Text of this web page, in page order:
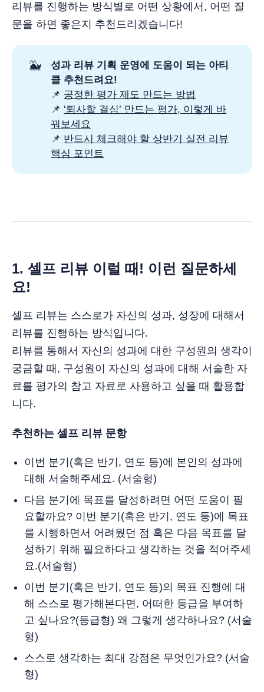
리뷰를 진행하는 방식별로 어떤 상황에서, 어떤 질
문을 하면 좋은지 추천드리겠습니다!
🐳
성과 리뷰 기획 운영에 도움이 되는 아티
클 추천드려요!
📌 공정한 평가 제도 만드는 방법
📌 ‘퇴사할 결심’ 만드는 평가, 이렇게 바
꿔보세요
📌 반드시 체크해야 할 상반기 실전 리뷰
핵심 포인트
1. 셀프 리뷰 이럴 때! 이런 질문하세
요!
셀프 리뷰는 스스로가 자신의 성과, 성장에 대해서
리뷰를 진행하는 방식입니다.
리뷰를 통해서 자신의 성과에 대한 구성원의 생각이
궁금할 때, 구성원이 자신의 성과에 대해 서술한 자
료를 평가의 참고 자료로 사용하고 싶을 때 활용합
니다.
추천하는 셀프 리뷰 문항
이번 분기(혹은 반기, 연도 등)에 본인의 성과에
대해 서술해주세요. (서술형)
다음 분기에 목표를 달성하려면 어떤 도움이 필
요할까요? 이번 분기(혹은 반기, 연도 등)에 목표
를 시행하면서 어려웠던 점 혹은 다음 목표를 달
성하기 위해 필요하다고 생각하는 것을 적어주세
요.(서술형)
이번 분기(혹은 반기, 연도 등)의 목표 진행에 대
해 스스로 평가해본다면, 어떠한 등급을 부여하
고 싶나요?(등급형) 왜 그렇게 생각하나요? (서술
형)
스스로 생각하는 최대 강점은 무엇인가요? (서술
형)